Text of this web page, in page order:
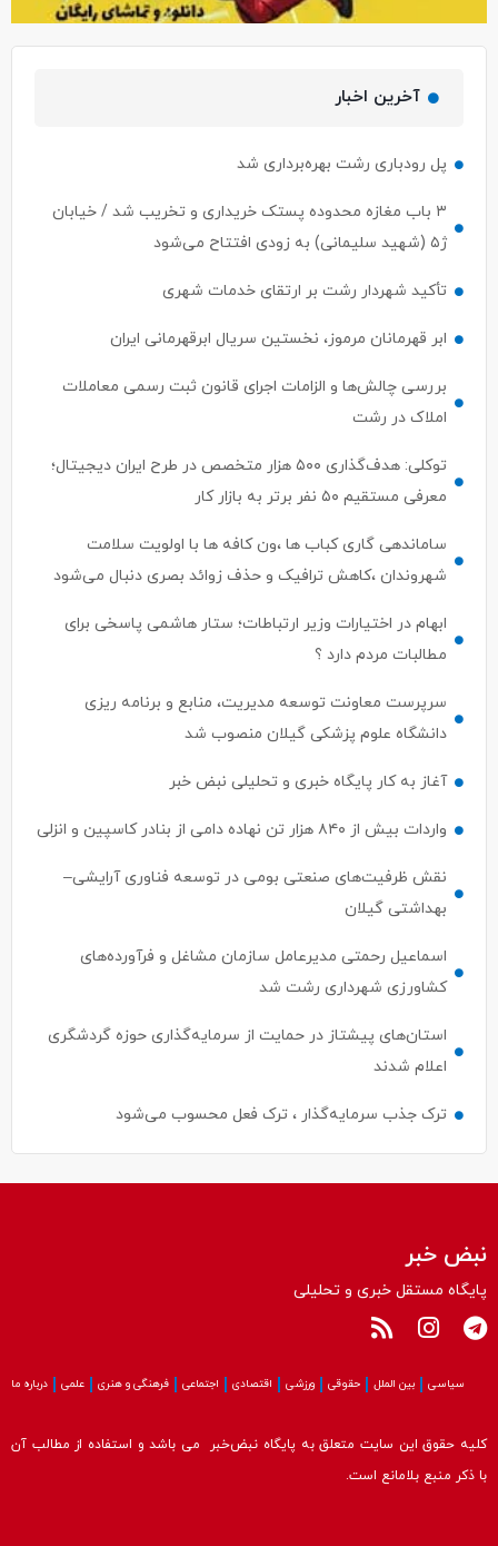
آخرین اخبار
پل رودباری رشت بهره‌برداری شد
۳ باب مغازه محدوده پستک خریداری و تخریب شد / خیابان
ژ۵ (شهید سلیمانی) به زودی افتتاح می‌شود
تأکید شهردار رشت بر ارتقای خدمات شهری
ابر قهرمانان مرموز، نخستین سریال ابرقهرمانی ایران
بررسی چالش‌ها و الزامات اجرای قانون ثبت رسمی معاملات
املاک در رشت
توکلی: هدف‌گذاری ۵۰۰ هزار متخصص در طرح ایران دیجیتال؛
معرفی مستقیم ۵۰ نفر برتر به بازار کار
ساماندهی گاری کباب ها ،ون کافه ها با اولویت سلامت
شهروندان ،کاهش ترافیک و حذف زوائد بصری دنبال می‌شود
ابهام در اختیارات وزیر ارتباطات؛ ستار هاشمی پاسخی برای
مطالبات مردم دارد ؟
سرپرست معاونت توسعه مدیریت، منابع و برنامه ریزی
دانشگاه علوم پزشکی گیلان منصوب شد
آغاز به کار پایگاه خبری و تحلیلی نبض خبر
واردات بیش از ۸۴۰ هزار تن نهاده دامی از بنادر كاسپین و انزلی
نقش ظرفیت‌های صنعتی بومی در توسعه فناوری آرایشی–
بهداشتی گیلان
اسماعیل رحمتی مدیرعامل سازمان مشاغل و فرآورده‌های
کشاورزی شهرداری رشت شد
استان‌های پیشتاز در حمایت از سرمایه‌گذاری حوزه گردشگری
اعلام شدند
ترک جذب سرمایه‌گذار ، ترک فعل محسوب می‌شود
نبض خبر
پایگاه مستقل خبری و تحلیلی
سیاسی بین الملل حقوقی ورزشی اقتصادی اجتماعی فرهنگی و هنری علمی درباره ما
کلیه حقوق این سایت متعلق به پایگاه نبض‌خبر می باشد و استفاده از مطالب آن
با ذکر منبع بلامانع است.